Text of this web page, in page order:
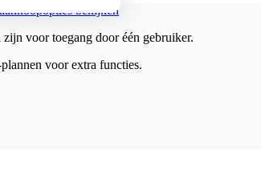
bekijken
zijn voor toegang door één gebruiker.
voor extra functies.